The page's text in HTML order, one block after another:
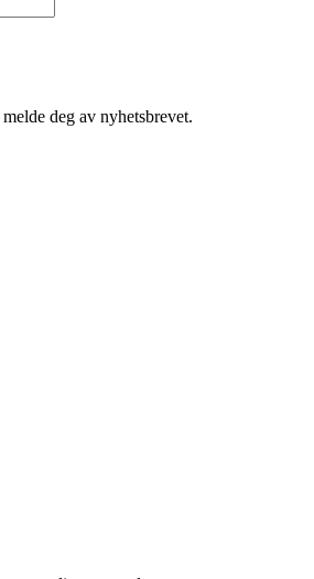
deg av nyhetsbrevet.